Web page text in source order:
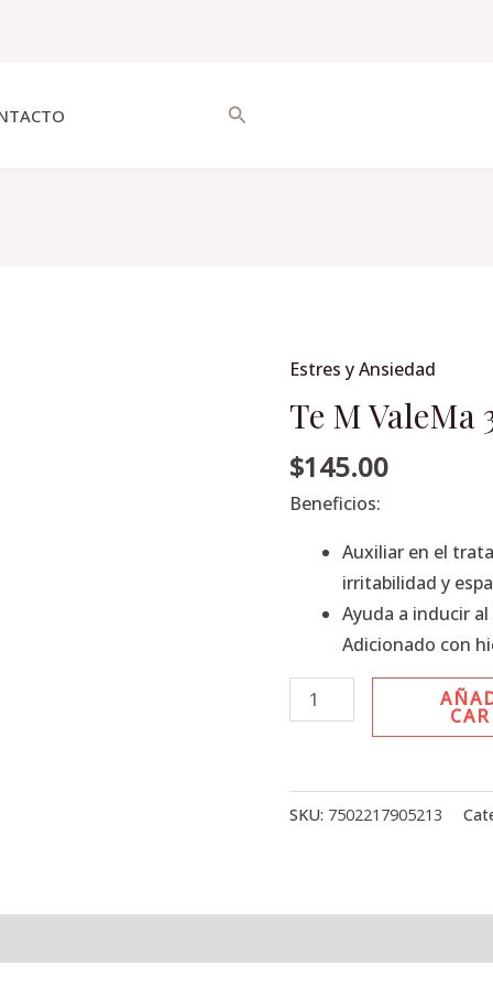
Buscar
Estres y Ansiedad
Te M ValeMa
$145.00
Beneficios:
Auxiliar en el
irritabilidad y
Ayuda a inducir
Adicionado con
Te
M
ValeMa
30bolsitas.
cantidad
SKU: 7502217905213